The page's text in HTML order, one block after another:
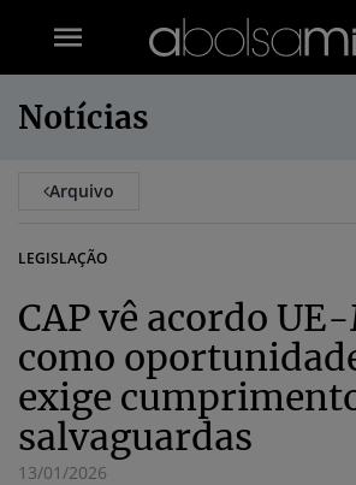
Notícias
Arquivo
LEGISLAÇÃO
CAP vê acordo
como
exige
salvaguardas
13/01/2026